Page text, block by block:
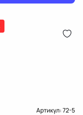
Артикул:72-5